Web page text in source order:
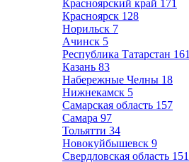
Красноярский край 171
Красноярск 128
Норильск 7
Ачинск 5
Республика Татарстан 161
Казань 83
Набережные Челны 18
Нижнекамск 5
Самарская область 157
Самара 97
Тольятти 34
Новокуйбышевск 9
Свердловская область 151